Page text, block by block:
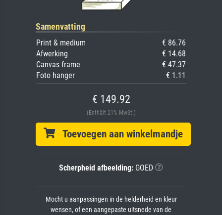
Samenvatting
Print & medium
€ 86.76
Afwerking
€ 14.68
Canvas frame
€ 47.37
Foto hanger
€ 1.11
€ 149.92
(Enthält 21% MwSt.)
Toevoegen aan winkelmandje
Scherpheid afbeelding: GOED
Mocht u aanpassingen in de helderheid en kleur
wensen, of een aangepaste uitsnede van de